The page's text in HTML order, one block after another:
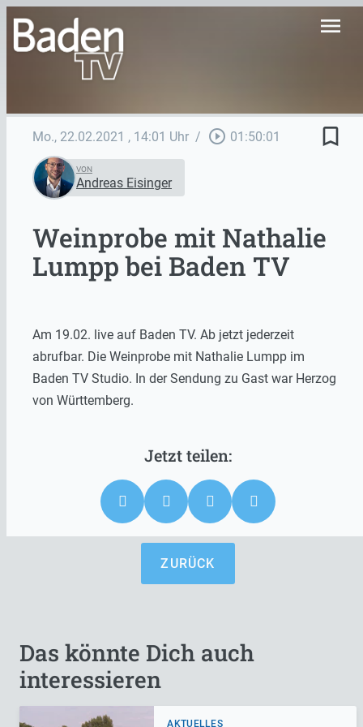
menu
Mo., 22.02.2021 , 14:01 Uhr / play_circle_outline 01:50:01 bookmark_border
VON
Andreas Eisinger
Weinprobe mit Nathalie
Lumpp bei Baden TV
Am 19.02. live auf Baden TV. Ab jetzt jederzeit
abrufbar. Die Weinprobe mit Nathalie Lumpp im
Baden TV Studio. In der Sendung zu Gast war Herzog
von Württemberg.
ZURÜCK
Das könnte Dich auch
interessieren
AKTUELLES